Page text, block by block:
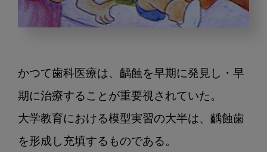
小
児
の
蝕
かつて歯科医療は、齲蝕を早期に発見し・早
期に治療することが重要視されていた。
大学教育における模型実習の大半は、齲蝕歯
を形成し充填するものである。